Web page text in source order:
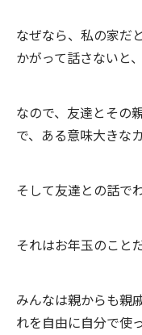
なぜなら、私の家だ
かがって話さないと
なので、友達とその
で、ある意味大きな
そして友達との話で
それはお年玉のこと
みんなは親からも親
れを自由に自分で使